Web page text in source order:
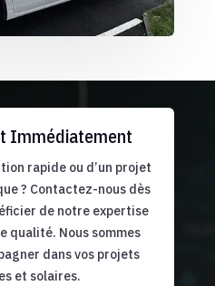
Immédiatement
rapide ou d’un projet
? Contactez-nous dès
de notre expertise
qualité. Nous sommes
dans vos projets
et solaires.